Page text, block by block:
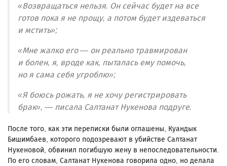
«Возвращаться нельзя. Он сейчас будет на все
готов пока я не прощу, а потом будет издеваться
и мстить»;
«Мне жалко его — он реально травмирован
и болен, я, вроде как, пыталась ему помочь,
но я сама себя угроблю»;
«Я боюсь рожать, я не хочу регистрировать
брак», — писала Салтанат Нукенова подруге.
После того, как эти переписки были оглашены, Куандык
Бишимбаев, которого подозревают в убийстве Салтанат
Нукеновой, обвинил погибшую жену в непоследовательности.
По его словам, Салтанат Нукенова говорила одно, но делала